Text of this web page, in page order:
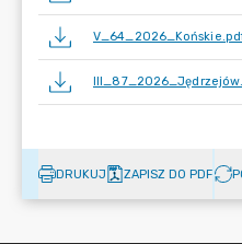
DRUKUJ ZAPISZ DO PDF